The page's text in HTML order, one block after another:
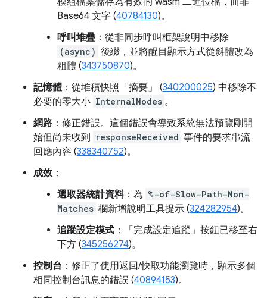
Base64 文字 (40784130)。
呼叫堆疊 ：從非同步呼叫框架說明中移除
(async) 後綴，並將醒目顯示方式從斜體改為
粗體 (343750870)。
記憶體：從堆積快照「摘要」 (340200025) 中移除不
必要的零大小 InternalNodes 。
網路 ：修正錯誤。這個錯誤會導致系統無法預覽剛開
始但尚未收到
responseReceived 事件的要求串流
回應內容 (338340752)。
成效：
選取器統計資料：為 %-of-Slow-Path-Non-
Matches 欄新增說明工具提示 (324282954)。
追蹤設定模式 ：「完成設定追蹤」 按鈕已移至右
下方 (345256274)。
控制台 ：修正了使用返回/快取功能瀏覽時，顯示多個
相同控制台訊息的錯誤 (40894153)。